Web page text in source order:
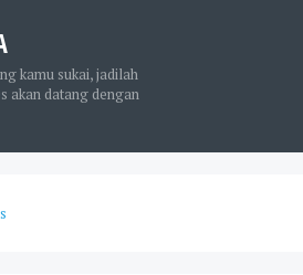
kamu sukai, jadilah
akan datang dengan